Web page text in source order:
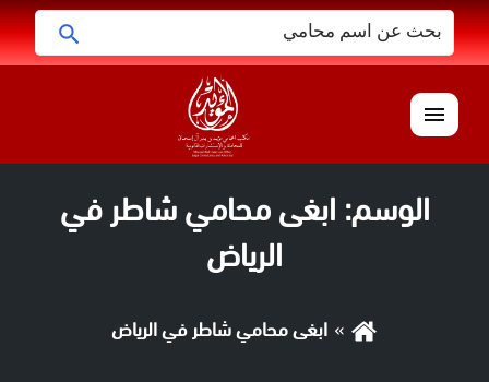
البحث
عن:
القائمة
الوسم: ابغى محامي شاطر في
الرياض
ابغى محامي شاطر في الرياض